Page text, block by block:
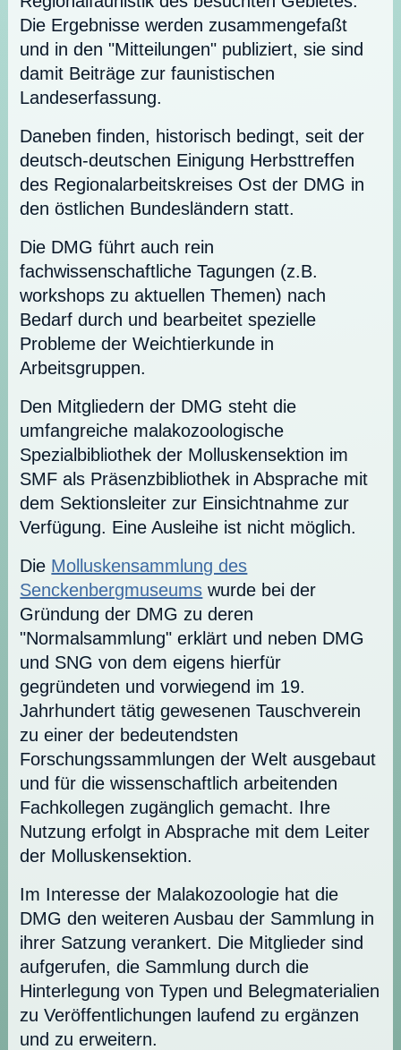
Die Ergebnisse werden zusammengefaßt
und in den "Mitteilungen" publiziert, sie sind
damit Beiträge zur faunistischen
Landeserfassung.
Daneben finden, historisch bedingt, seit der
deutsch-deutschen Einigung Herbsttreffen
des Regionalarbeitskreises Ost der DMG in
den östlichen Bundesländern statt.
Die DMG führt auch rein
fachwissenschaftliche Tagungen (z.B.
workshops zu aktuellen Themen) nach
Bedarf durch und bearbeitet spezielle
Probleme der Weichtierkunde in
Arbeitsgruppen.
Den Mitgliedern der DMG steht die
umfangreiche malakozoologische
Spezialbibliothek der Molluskensektion im
SMF als Präsenzbibliothek in Absprache mit
dem Sektionsleiter zur Einsichtnahme zur
Verfügung. Eine Ausleihe ist nicht möglich.
Die Molluskensammlung des
Senckenbergmuseums wurde bei der
Gründung der DMG zu deren
"Normalsammlung" erklärt und neben DMG
und SNG von dem eigens hierfür
gegründeten und vorwiegend im 19.
Jahrhundert tätig gewesenen Tauschverein
zu einer der bedeutendsten
Forschungssammlungen der Welt ausgebaut
und für die wissenschaftlich arbeitenden
Fachkollegen zugänglich gemacht. Ihre
Nutzung erfolgt in Absprache mit dem Leiter
der Molluskensektion.
Im Interesse der Malakozoologie hat die
DMG den weiteren Ausbau der Sammlung in
ihrer Satzung verankert. Die Mitglieder sind
aufgerufen, die Sammlung durch die
Hinterlegung von Typen und Belegmaterialien
zu Veröffentlichungen laufend zu ergänzen
und zu erweitern.